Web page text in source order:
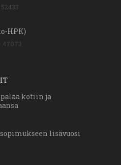
52433
HPK)
47073
kotiin ja
lisävuosi